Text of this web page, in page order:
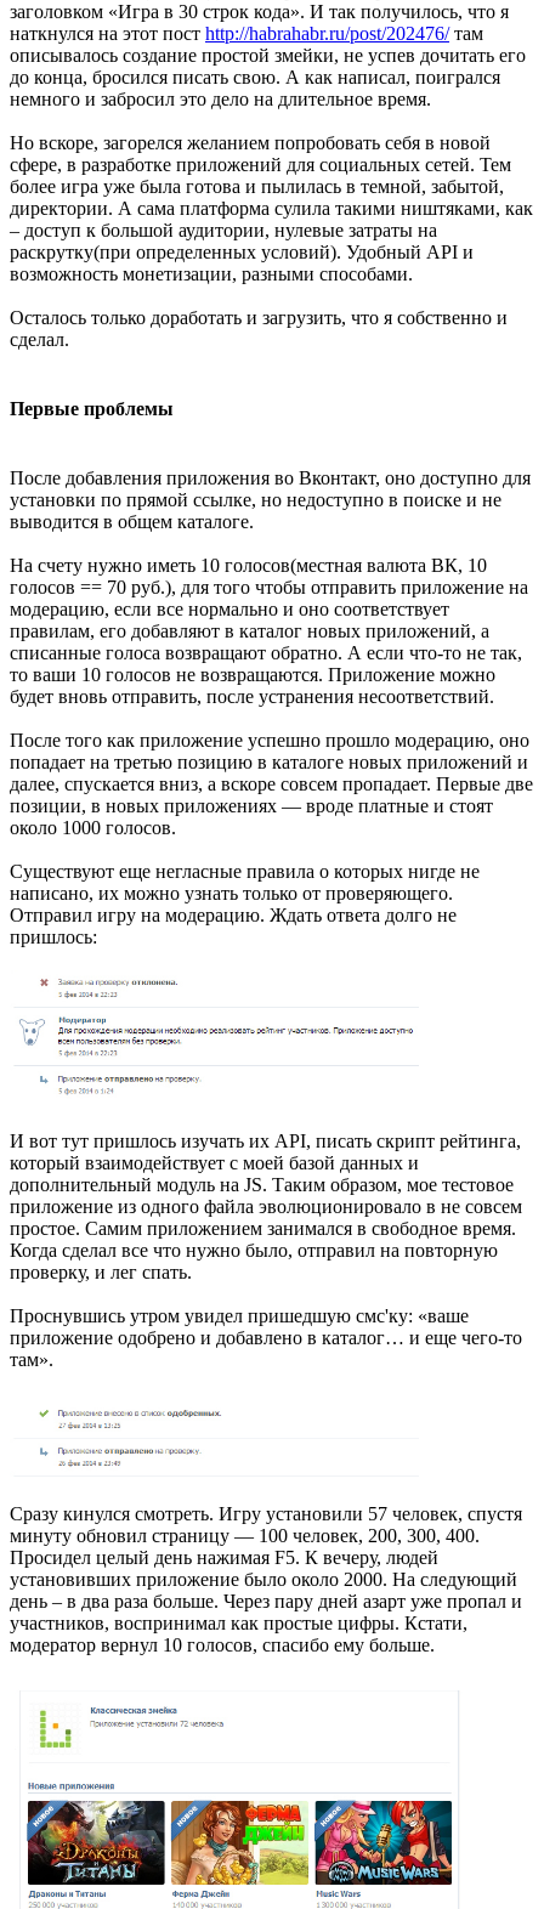
заголовком «Игра в 30 строк кода». И так получилось, что я
наткнулся на этот пост http://habrahabr.ru/post/202476/там
описывалось создание простой змейки, не успев дочитать его
до конца, бросился писать свою. А как написал, поигрался
немного и забросил это дело на длительное время.
Но вскоре, загорелся желанием попробовать себя в новой
сфере, в разработке приложений для социальных сетей. Тем
более игра уже была готова и пылилась в темной, забытой,
директории. А сама платформа сулила такими ништяками, как
– доступ к большой аудитории, нулевые затраты на
раскрутку(при определенных условий). Удобный API и
возможность монетизации, разными способами.
Осталось только доработать и загрузить, что я собственно и
сделал.
Первые проблемы
После добавления приложения во Вконтакт, оно доступно для
установки по прямой ссылке, но недоступно в поиске и не
выводится в общем каталоге.
На счету нужно иметь 10 голосов(местная валюта ВК, 10
голосов == 70 руб.), для того чтобы отправить приложение на
модерацию, если все нормально и оно соответствует
правилам, его добавляют в каталог новых приложений, а
списанные голоса возвращают обратно. А если что-то не так,
то ваши 10 голосов не возвращаются. Приложение можно
будет вновь отправить, после устранения несоответствий.
После того как приложение успешно прошло модерацию, оно
попадает на третью позицию в каталоге новых приложений и
далее, спускается вниз, а вскоре совсем пропадает. Первые две
позиции, в новых приложениях — вроде платные и стоят
около 1000 голосов.
Существуют еще негласные правила о которых нигде не
написано, их можно узнать только от проверяющего.
Отправил игру на модерацию. Ждать ответа долго не
пришлось:
И вот тут пришлось изучать их API, писать скрипт рейтинга,
который взаимодействует с моей базой данных и
дополнительный модуль на JS. Таким образом, мое тестовое
приложение из одного файла эволюционировало в не совсем
простое. Самим приложением занимался в свободное время.
Когда сделал все что нужно было, отправил на повторную
проверку, и лег спать.
Проснувшись утром увидел пришедшую смс'ку: «ваше
приложение одобрено и добавлено в каталог… и еще чего-то
там».
Сразу кинулся смотреть. Игру установили 57 человек, спустя
минуту обновил страницу — 100 человек, 200, 300, 400.
Просидел целый день нажимая F5. К вечеру, людей
установивших приложение было около 2000. На следующий
день – в два раза больше. Через пару дней азарт уже пропал и
участников, воспринимал как простые цифры. Кстати,
модератор вернул 10 голосов, спасибо ему больше.